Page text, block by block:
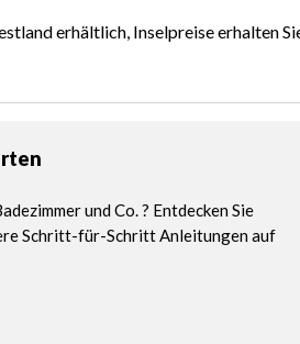
erhältlich, Inselpreise erhalten
und Co. ? Entdecken Sie
Schritt-für-Schritt Anleitungen auf